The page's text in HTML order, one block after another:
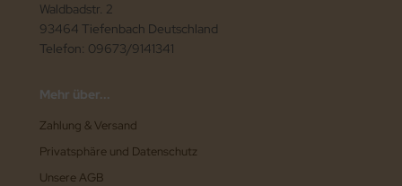
Waldbadstr. 2
93464 Tiefenbach Deutschland
Telefon: 09673/9141341
Mehr über...
Zahlung & Versand
Privatsphäre und Datenschutz
Unsere AGB